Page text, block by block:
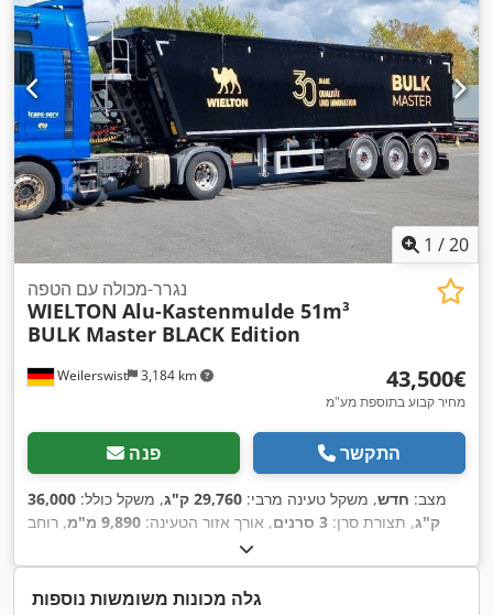
1 /20
Weilerswist 3,184 km
נגרר-מכולה עם הטפה
WIELTON Alu-Kastenmulde 51m³
BULK Master BLACK Edition
‏43,500 ‏€
מחיר קבוע בתוספת מע"מ
פנה התקשר
מצב: חדש, משקל טעינה מרבי: 29,760 ק"ג , משקל כולל: 36,000
ק"ג, תצורת סרן: 3 סרנים , אורך אזור הטעינה: 9,890 מ"מ
, רוחב
, גובה תא המטען:
טעינה:51 מ"ק , רוחב כולל:2,550 מ"מ , גובה כולל:3,710 מ"מ
,
, ציוד:
גלה מכונות משומשות נוספות